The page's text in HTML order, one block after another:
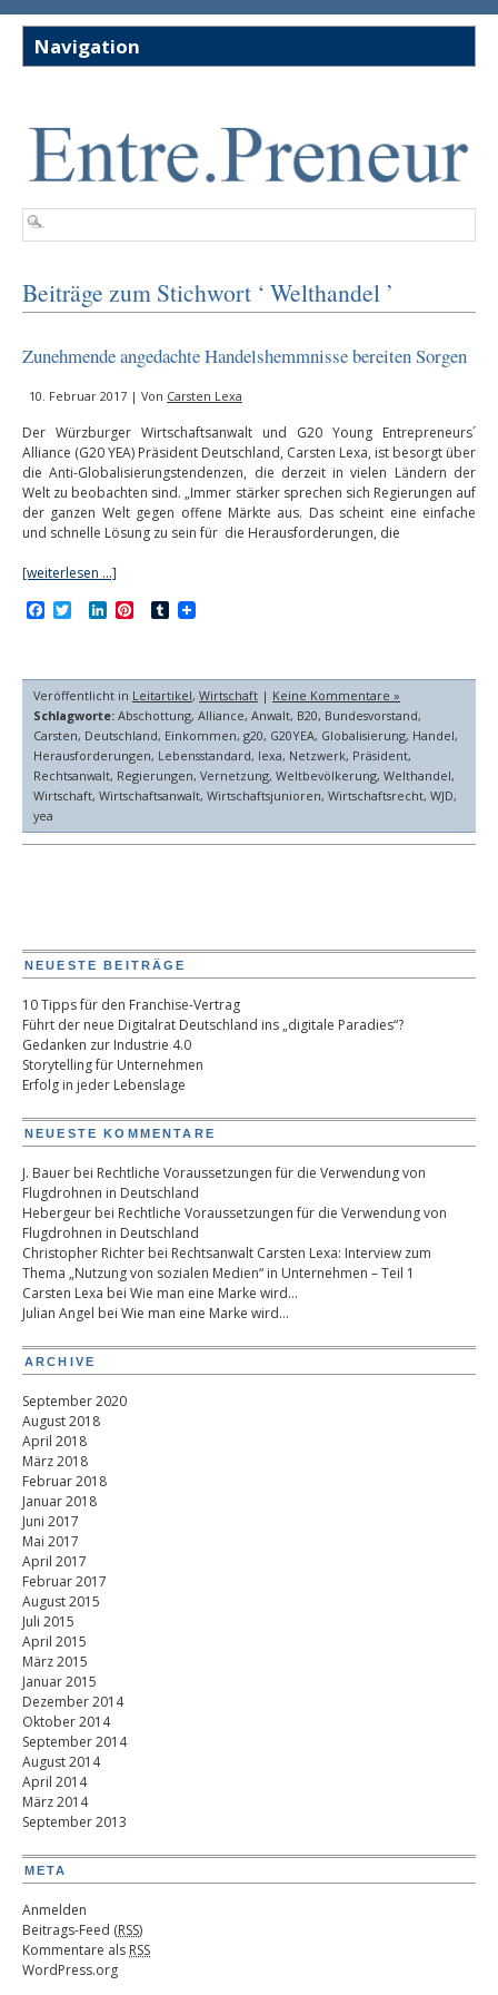
Beiträge zum Stichwort ‘ Welthandel ’
Zunehmende angedachte Handelshemmnisse bereiten Sorgen
10. Februar 2017 | Von Carsten Lexa
Der Würzburger Wirtschaftsanwalt und G20 Young Entrepreneurs´
Alliance (G20 YEA) Präsident Deutschland, Carsten Lexa, ist besorgt über
die Anti-Globalisierungstendenzen, die derzeit in vielen Ländern der
Welt zu beobachten sind. „Immer stärker sprechen sich Regierungen auf
der ganzen Welt gegen offene Märkte aus. Das scheint eine einfache
und schnelle Lösung zu sein für die Herausforderungen, die
[weiterlesen …]
Facebook
TwitterLinkedIn
PinterestTumblr
Veröffentlicht in Leitartikel, Wirtschaft | Keine Kommentare »
Schlagworte: Abschottung, Alliance, Anwalt, B20, Bundesvorstand,
Carsten, Deutschland, Einkommen, g20, G20YEA, Globalisierung, Handel,
Herausforderungen, Lebensstandard, lexa, Netzwerk, Präsident,
Rechtsanwalt, Regierungen, Vernetzung, Weltbevölkerung, Welthandel,
Wirtschaft, Wirtschaftsanwalt, Wirtschaftsjunioren, Wirtschaftsrecht, WJD,
yea
NEUESTE BEITRÄGE
10 Tipps für den Franchise-Vertrag
Führt der neue Digitalrat Deutschland ins „digitale Paradies“?
Gedanken zur Industrie 4.0
Storytelling für Unternehmen
Erfolg in jeder Lebenslage
NEUESTE KOMMENTARE
J. Bauer bei Rechtliche Voraussetzungen für die Verwendung von
Flugdrohnen in Deutschland
Hebergeur bei Rechtliche Voraussetzungen für die Verwendung von
Flugdrohnen in Deutschland
Christopher Richter bei Rechtsanwalt Carsten Lexa: Interview zum
Thema „Nutzung von sozialen Medien“ in Unternehmen – Teil 1
Carsten Lexa bei Wie man eine Marke wird…
Julian Angel bei Wie man eine Marke wird…
ARCHIVE
September 2020
August 2018
April 2018
März 2018
Februar 2018
Januar 2018
Juni 2017
Mai 2017
April 2017
Februar 2017
August 2015
Juli 2015
April 2015
März 2015
Januar 2015
Dezember 2014
Oktober 2014
September 2014
August 2014
April 2014
März 2014
September 2013
META
Anmelden
Beitrags-Feed (RSS)
Kommentare als RSS
WordPress.org